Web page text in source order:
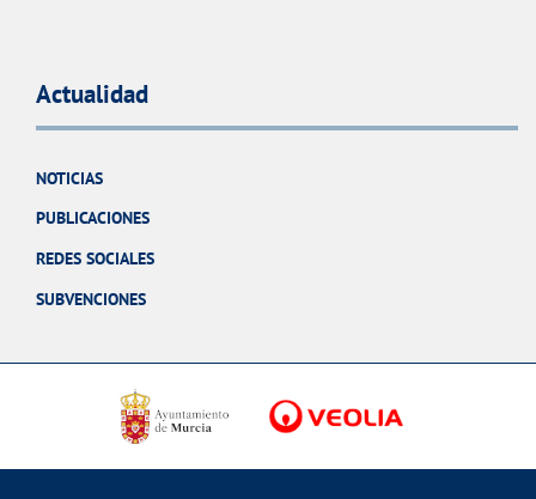
Actualidad
NOTICIAS
PUBLICACIONES
REDES SOCIALES
SUBVENCIONES